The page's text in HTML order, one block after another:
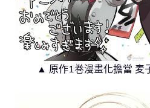
▲ 原作1巻漫畫化擔當 麦